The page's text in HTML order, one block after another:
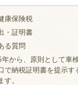
康保険税
・証明書
る質問
から、原則として車
で納税証明書を提示す
す。